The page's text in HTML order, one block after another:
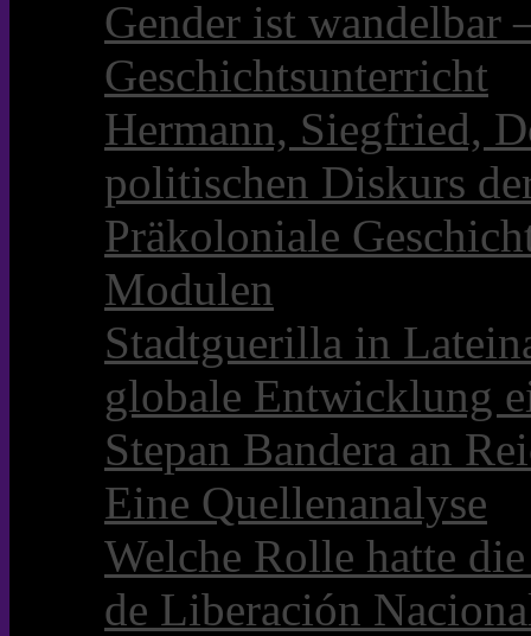
Gender ist
Geschichtsunterricht
Hermann, Siegfried,
politischen Diskurs
Präkoloniale
Modulen
Stadtguerilla in
globale Entwicklung
Stepan Bandera an
Eine Quellenanalyse
Welche Rolle hatte
de Liberación